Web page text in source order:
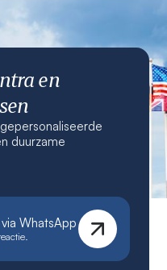
en
duurzame
WhatsApp